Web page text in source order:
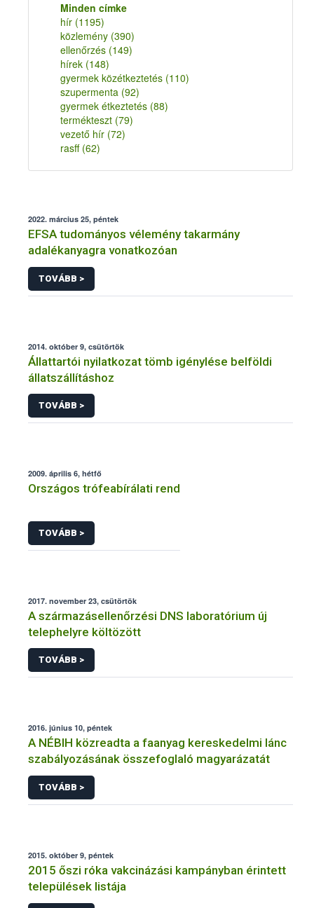
Minden címke
hír (1195)
közlemény (390)
ellenőrzés (149)
hírek (148)
gyermek közétkeztetés (110)
szupermenta (92)
gyermek étkeztetés (88)
termékteszt (79)
vezető hír (72)
rasff (62)
2022. március 25, péntek
EFSA tudományos vélemény takarmány
adalékanyagra vonatkozóan
TOVÁBB >
2014. október 9, csütörtök
Állattartói nyilatkozat tömb igénylése belföldi
állatszállításhoz
TOVÁBB >
2009. április 6, hétfő
Országos trófeabírálati rend
TOVÁBB >
2017. november 23, csütörtök
A származásellenőrzési DNS laboratórium új
telephelyre költözött
TOVÁBB >
2016. június 10, péntek
A NÉBIH közreadta a faanyag kereskedelmi lánc
szabályozásának összefoglaló magyarázatát
TOVÁBB >
2015. október 9, péntek
2015 őszi róka vakcinázási kampányban érintett
települések listája